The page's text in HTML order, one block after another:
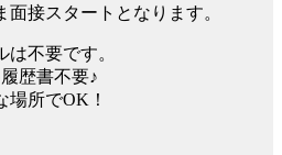
面接スタートとなります。
不要です。
歴書不要♪
場所でOK！